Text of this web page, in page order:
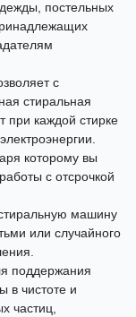
постельных
с
стиральная
при каждой стирке
которому вы
с отсрочкой
машину
или случайного
поддержания
в чистоте и
частиц,